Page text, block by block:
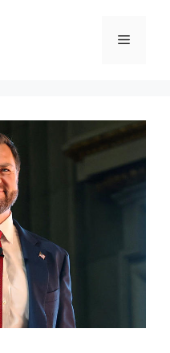
Menú